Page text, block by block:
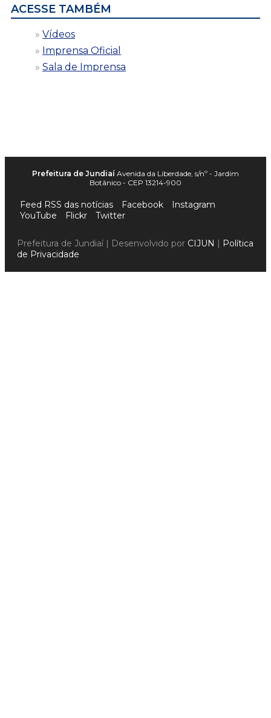
ACESSE TAMBÉM
Vídeos
Imprensa Oficial
Sala de Imprensa
Prefeitura de Jundiaí Avenida da Liberdade, s/nº - Jardim
Botânico - CEP 13214-900
Feed RSS das notícias Facebook
Instagram
YouTube
Flickr Twitter
Prefeitura de Jundiaí | Desenvolvido por CIJUN | Política
de Privacidade